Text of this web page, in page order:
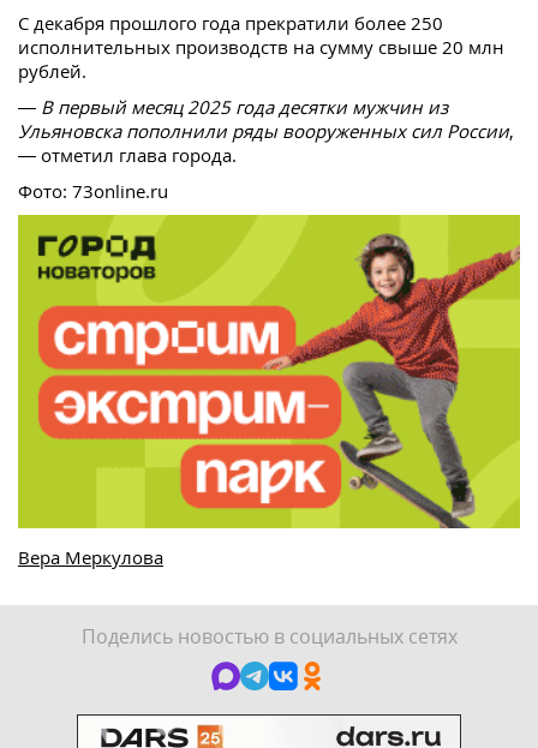
С декабря прошлого года прекратили более 250
исполнительных производств на сумму свыше 20 млн
рублей.
— В первый месяц 2025 года десятки мужчин из
Ульяновска пополнили ряды вооруженных сил России,
— отметил глава города.
Фото: 73online.ru
Вера Меркулова
Поделись новостью в социальных сетях